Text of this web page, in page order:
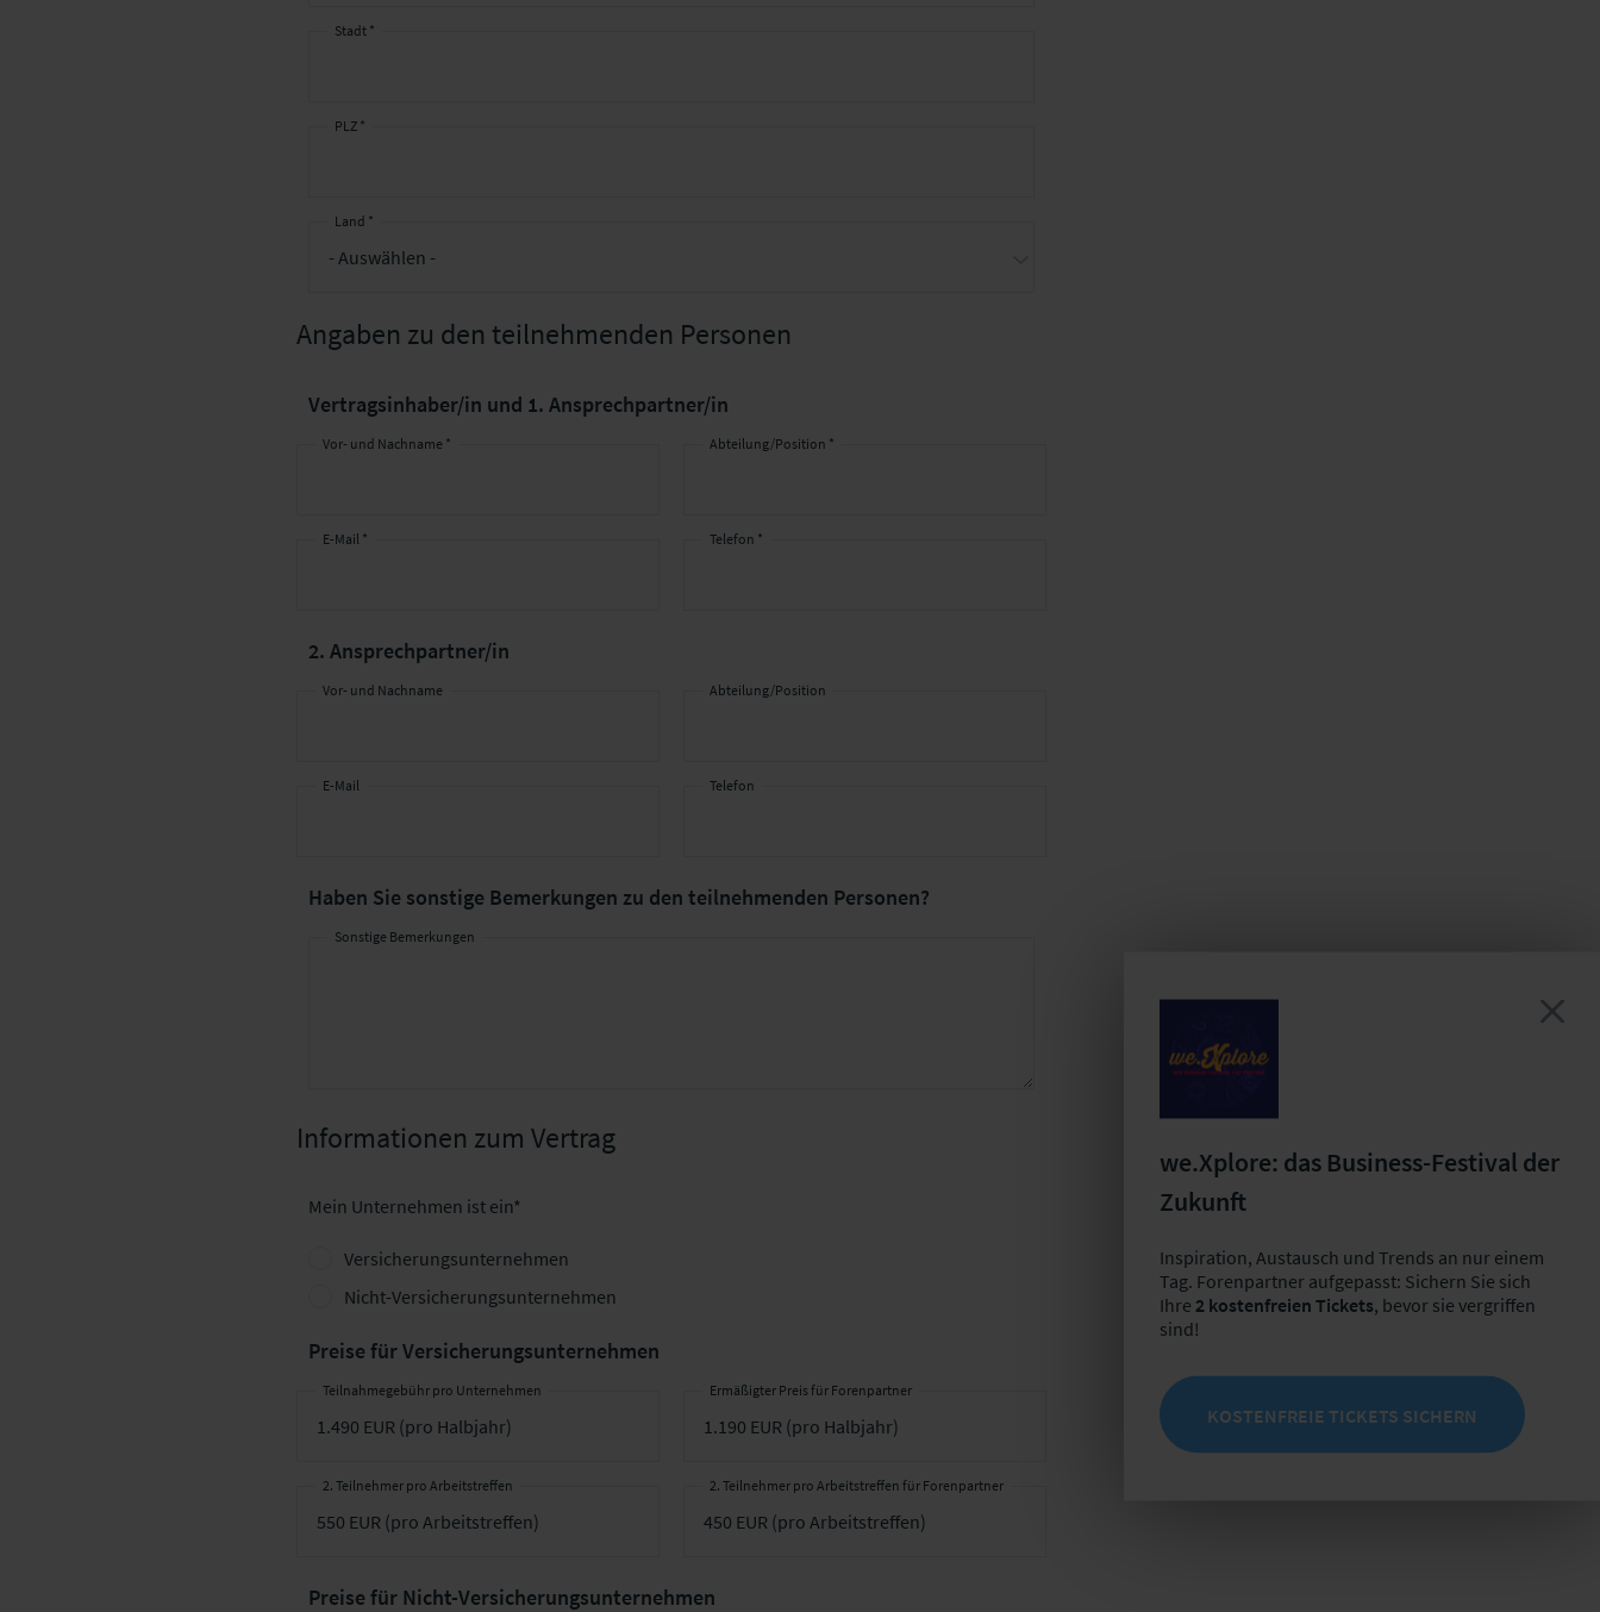
Stadt *
PLZ *
Land *
Angaben zu den teilnehmenden Personen
Vertragsinhaber/in und 1. Ansprechpartner/in
Vor- und Nachname * Abteilung/Position *
E-Mail * Telefon *
2. Ansprechpartner/in
Vor- und Nachname Abteilung/Position
E-Mail Telefon
Haben Sie sonstige Bemerkungen zu den teilnehmenden Personen?
Sonstige Bemerkungen
Informationen zum Vertrag
Mein Unternehmen ist ein*
Versicherungsunternehmen
Nicht-Versicherungsunternehmen
Preise für Versicherungsunternehmen
Teilnahmegebühr pro Unternehmen Ermäßigter Preis für Forenpartner
2. Teilnehmer pro Arbeitstreffen 2. Teilnehmer pro Arbeitstreffen für Forenpartner
Preise für Nicht-Versicherungsunternehmen
we.Xplore: das Business-Festival der
Zukunft
Inspiration, Austausch und Trends an nur einem
Tag. Forenpartner aufgepasst: Sichern Sie sich
Ihre 2 kostenfreien Tickets, bevor sie vergriffen
sind!
KOSTENFREIE TICKETS SICHERN